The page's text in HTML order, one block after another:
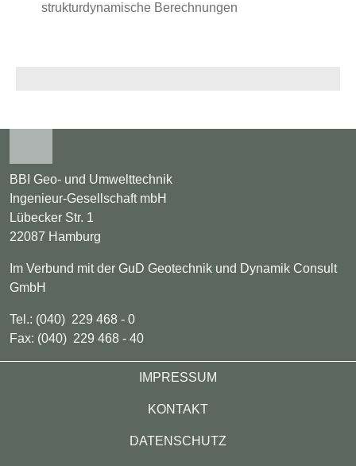
strukturdynamische Berechnungen
BBI Geo- und Umwelttechnik
Ingenieur-Gesellschaft mbH
Lübecker Str. 1
22087 Hamburg
Im Verbund mit der GuD Geotechnik und Dynamik Consult
GmbH
Tel.: (040) 229 468 - 0
Fax: (040) 229 468 - 40
FooterIMPRESSUM
KONTAKT
DATENSCHUTZ